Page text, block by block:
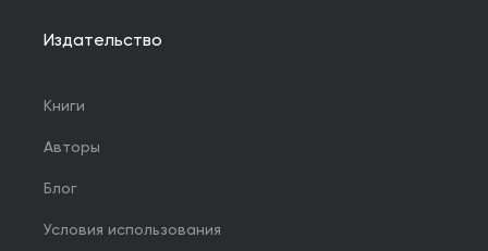
Издательство
Книги
Авторы
Блог
Условия использования